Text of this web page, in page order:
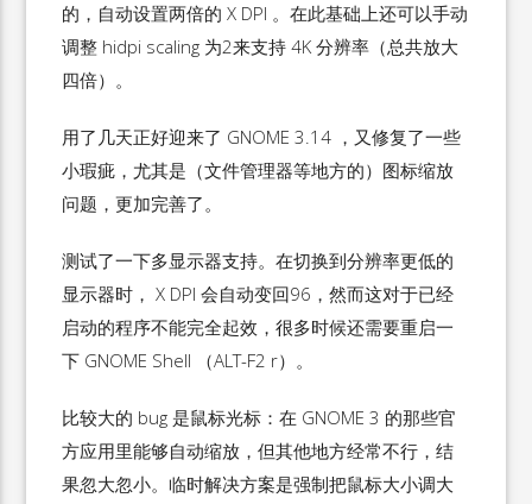
的，自动设置两倍的 X DPI 。在此基础上还可以手动
调整 hidpi scaling 为2来支持 4K 分辨率（总共放大
四倍）。
用了几天正好迎来了 GNOME 3.14 ，又修复了一些
小瑕疵，尤其是（文件管理器等地方的）图标缩放
问题，更加完善了。
测试了一下多显示器支持。在切换到分辨率更低的
显示器时， X DPI 会自动变回96，然而这对于已经
启动的程序不能完全起效，很多时候还需要重启一
下 GNOME Shell （ALT-F2 r）。
比较大的 bug 是鼠标光标：在 GNOME 3 的那些官
方应用里能够自动缩放，但其他地方经常不行，结
果忽大忽小。临时解决方案是强制把鼠标大小调大